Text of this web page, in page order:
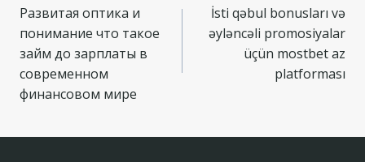
de
Post
Развитая оптика и
понимание что такое
займ до зарплаты в
современном
финансовом мире
İsti qəbul bonusları və
əyləncəli promosiyalar
üçün mostbet az
platforması